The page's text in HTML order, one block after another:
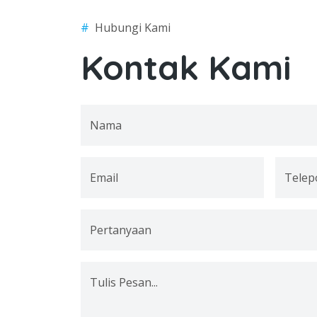
# Hubungi Kami
Kontak Kami
Nama
Email
Pertanyaan
Tulis Pesan...